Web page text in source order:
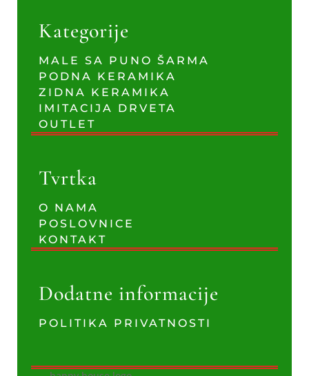
Kategorije
MALE SA PUNO ŠARMA
PODNA KERAMIKA
ZIDNA KERAMIKA
IMITACIJA DRVETA
OUTLET
Tvrtka
O NAMA
POSLOVNICE
KONTAKT
Dodatne informacije
POLITIKA PRIVATNOSTI